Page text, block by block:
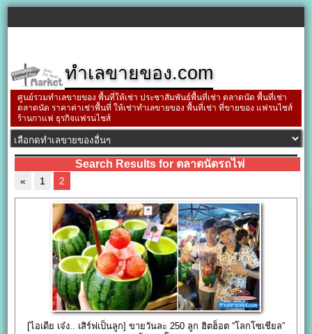
ทำเลขายของ.com
ศูนย์รวมทำเลขายของ พื้นที่ให้เช่า ประชาสัมพันธ์พื้นที่เช่า ตลาดนัด พื้นที่เช่า
ตลาดนัด ราคาค่าเช่าพื้นที่ ให้เช่าทำเลขายของ พื้นที่เช่า ที่ขายของ แฟรนไชส์
ร้านกาแฟ ธุรกิจแฟรนไชส์
Search Results for ตลาดนัดรถไฟ
« 1 2
[ไอเดีย เจ๋ง.. เสิร์ฟเป็นลูก] ขายวันละ 250 ลูก ฮิตฮ็อต “โลกโซเชียล”